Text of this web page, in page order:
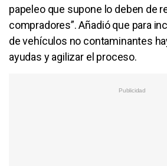
papeleo que supone lo deben de
compradores”. Añadió que para
de vehículos no contaminantes
ayudas y agilizar el proceso.